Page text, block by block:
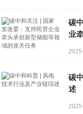
碳
业
碳
述